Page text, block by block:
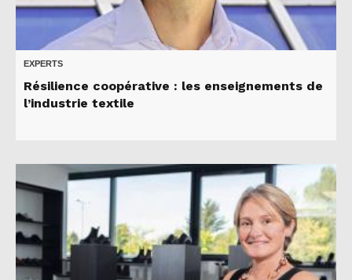
EXPERTS
Résilience coopérative : les enseignements de
l’industrie textile